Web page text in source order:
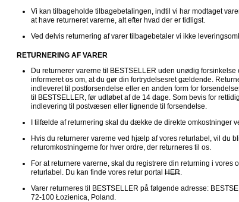
Vi kan tilbageholde tilbagebetalingen, indtil vi har modtaget
at have returneret varerne, alt efter hvad der er tidligst.
Ved delvis returnering af varer tilbagebetaler vi ikke
RETURNERING AF VARER
Du returnerer varerne til BESTSELLER uden unødig
informeret os om, at du gør din fortrydelsesret gældende.
indleveret til postforsendelse eller en anden form for
til BESTSELLER, før udløbet af de 14 dage. Som bevis for
indlevering til postvæsen eller lignende til forsendelse.
I tilfælde af returnering skal du dække de direkte omkostninger
Hvis du returnerer varerne ved hjælp af vores returlabel, vil du
returomkostningerne for hver ordre, der returneres til os.
For at returnere varerne, skal du registrere din returning i vores
returlabel. Du kan finde vores retur portal HER.
Varer returneres til BESTSELLER på følgende adresse:
72-100 Łozienica, Poland.